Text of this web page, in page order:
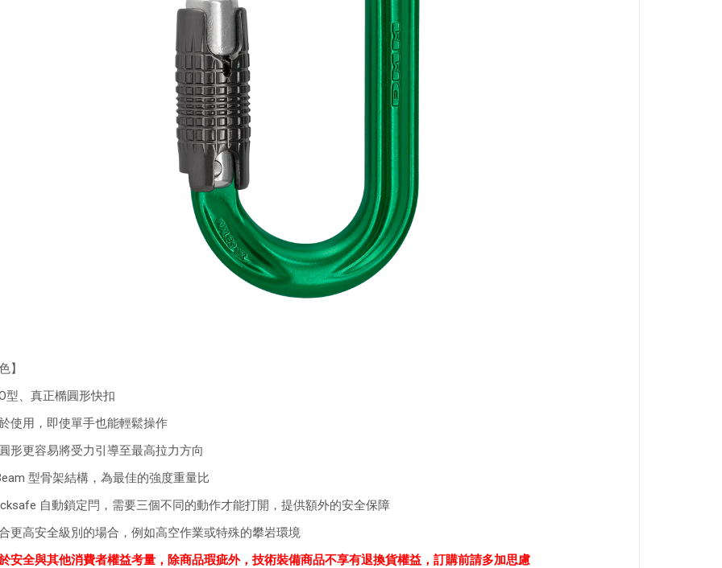
】
型、真正橢圓形快扣
使用，即使單手也能輕鬆操作
形更容易將受力引導至最高拉力方向
型骨架結構，為最佳的強度重量比
自動鎖定閂，需要三個不同的動作才能打開，提供額外的安全保障
更高安全級別的場合，例如高空作業或特殊的攀岩環境
安全與其他消費者權益考量，除商品瑕疵外，技術裝備商品不享有退換貨權益，訂購前請多加思慮